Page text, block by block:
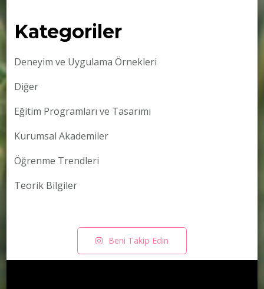
Kategoriler
Deneyim ve Uygulama Örnekleri
Diğer
Eğitim Programları ve Tasarımı
Kurumsal Akademiler
Öğrenme Trendleri
Teorik Bilgiler
Beni Takip Edin